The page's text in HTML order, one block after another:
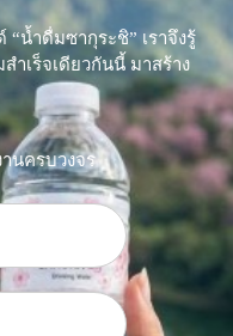
“น้ำดื่มซากุระชิ” เราจึงรู้
ำเร็จเดียวกันนี้ มาสร้าง
นครบวงจร